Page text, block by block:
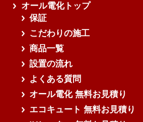
オール電化トップ
保証
こだわりの施工
商品一覧
設置の流れ
よくある質問
オール電化 無料お見積り
エコキュート 無料お見積り